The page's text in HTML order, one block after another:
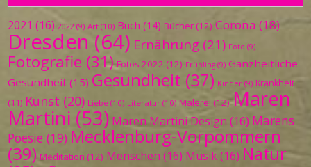
2021 (16) 2022 (9) Art (10) Buch (14) Bücher (12) Corona (18)
Dresden (64) Ernährung (21) Foto (9)
Fotografie (31) Fotos 2022 (12) Frühling (9) Ganzheitliche
Gesundheit (15) Gesundheit (37) Kinder (9) Krankheit
(11) Kunst (20) Liebe (10) Literatur (10) Malerei (12) Maren
Martini (53) Maren Martini Design (16) Marens
Poesie (19) Mecklenburg-Vorpommern
(39) Meditation (12) Menschen (16) Musik(16) Natur